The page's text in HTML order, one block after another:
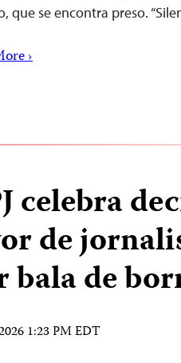
que se encontra preso.
›
celebra
de
bala de
1:23 PM EDT